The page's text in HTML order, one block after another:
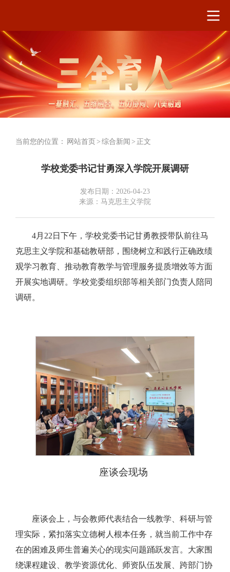
当前您的位置： 网站首页> 综合新闻 > 正文
学校党委书记甘勇深入学院开展调研
发布日期：2026-04-23
来源：马克思主义学院
4月22日下午，学校党委书记甘勇教授带队前往马
克思主义学院和基础教研部，围绕树立和践行正确政绩
观学习教育、推动教育教学与管理服务提质增效等方面
开展实地调研。学校党委组织部等相关部门负责人陪同
调研。
座谈会现场
座谈会上，与会教师代表结合一线教学、科研与管
理实际，紧扣落实立德树人根本任务，就当前工作中存
在的困难及师生普遍关心的现实问题踊跃发言。大家围
绕课程建设、教学资源优化、师资队伍发展、跨部门协